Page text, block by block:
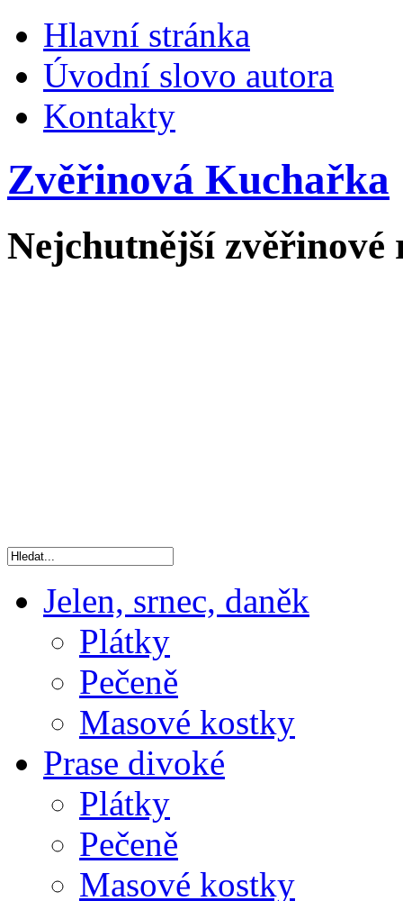
Hlavní stránka
Úvodní slovo autora
Kontakty
Zvěřinová Kuchařka
Nejchutnější zvěřinové
Jelen, srnec, daněk
Plátky
Pečeně
Masové kostky
Prase divoké
Plátky
Pečeně
Masové kostky